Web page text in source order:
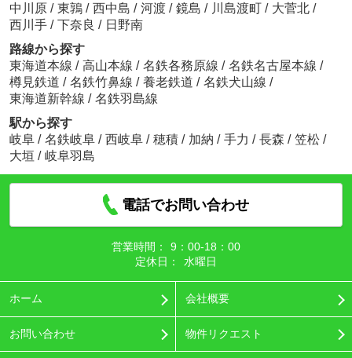
中川原 / 東鶉 / 西中島 / 河渡 / 鏡島 / 川島渡町 / 大菅北 /
西川手 / 下奈良 / 日野南
路線から探す
東海道本線 / 高山本線 / 名鉄各務原線 / 名鉄名古屋本線 /
樽見鉄道 / 名鉄竹鼻線 / 養老鉄道 / 名鉄犬山線 /
東海道新幹線 / 名鉄羽島線
駅から探す
岐阜 / 名鉄岐阜 / 西岐阜 / 穂積 / 加納 / 手力 / 長森 / 笠松 /
大垣 / 岐阜羽島
電話でお問い合わせ
営業時間：
9：00‐18：00
定休日：
水曜日
ホーム 会社概要
お問い合わせ 物件リクエスト